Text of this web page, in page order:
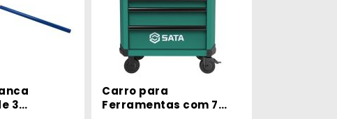
3
Carro para
Ferramentas com 7